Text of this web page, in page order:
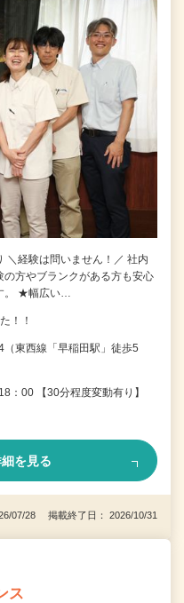
経験は問いません！／ 社内
方やブランクがある方も安心
。 ★幅広い…
！！
東西線「早稲田駅」徒歩5
：00 【30分程度変動有り】
を見る
07/28 掲載終了日： 2026/10/31
ス